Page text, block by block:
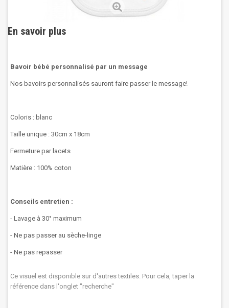
En savoir plus
Bavoir bébé personnalisé par un message
Nos bavoirs personnalisés sauront faire passer le message!
Coloris : blanc
Taille unique : 30cm x 18cm
Fermeture par lacets
Matière : 100% coton
Conseils entretien :
- Lavage à 30° maximum
- Ne pas passer au sèche-linge
- Ne pas repasser
Ce visuel est disponible sur d'autres textiles. Pour cela, taper la
référence dans l'onglet "recherche"